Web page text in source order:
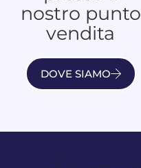
nostro punto
vendita
DOVE SIAMO